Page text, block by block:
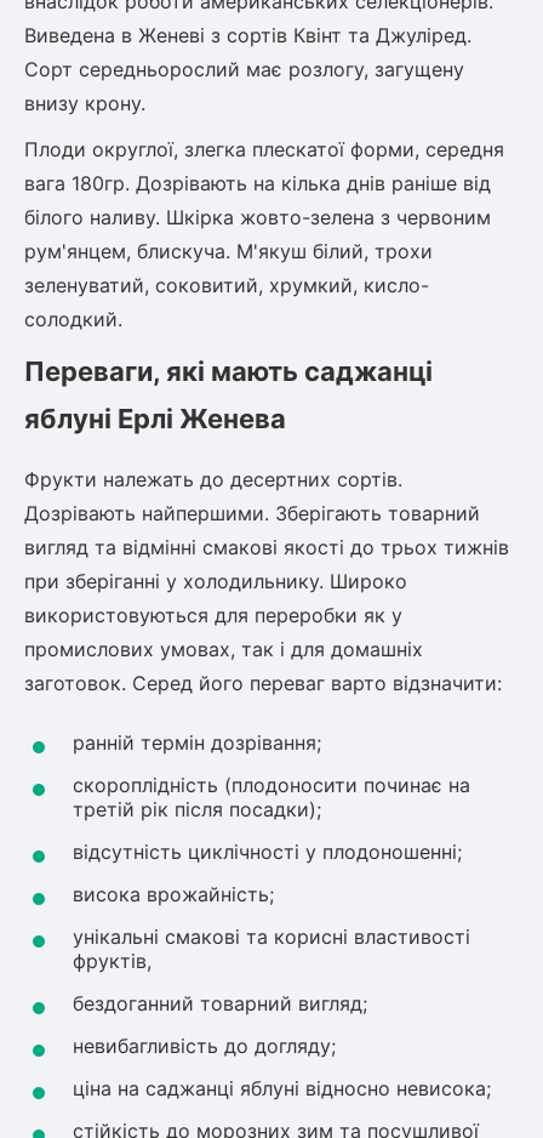
Шовковиця
Абрикос
Обліпиха
Кизил
Диплоидная слива
Жасмин (Чубушник)
Будлея
Лавровишня
Кизильник
Калина
Піраканта
Бузина
Багаторічні рослини
Молодило (Кам'яні троянди)
М'ята
Лаванда
Бамбук
Очиток (седум)
Вівсяниця
Барвінок
Чемерник (морозник)
Рослини що в'ються
Гліцинія (Вістерія)
Плющ
Клематіс
Виведена в Женеві з сортів Квінт та Джуліред.
Сорт середньорослий має розлогу, загущену
внизу крону.
Плоди округлої, злегка плескатої форми, середня
вага 180гр. Дозрівають на кілька днів раніше від
білого наливу. Шкірка жовто-зелена з червоним
рум'янцем, блискуча. М'якуш білий, трохи
зеленуватий, соковитий, хрумкий, кисло-
солодкий.
Переваги, які мають саджанці
яблуні Ерлі Женева
Фрукти належать до десертних сортів.
Дозрівають найпершими. Зберігають товарний
вигляд та відмінні смакові якості до трьох тижнів
при зберіганні у холодильнику. Широко
використовуються для переробки як у
промислових умовах, так і для домашніх
заготовок. Серед його переваг варто відзначити:
ранній термін дозрівання;
скороплідність (плодоносити починає на
третій рік після посадки);
відсутність циклічності у плодоношенні;
висока врожайність;
унікальні смакові та корисні властивості
фруктів,
бездоганний товарний вигляд;
невибагливість до догляду;
ціна на саджанці яблуні відносно невисока;
стійкість до морозних зим та посушливої